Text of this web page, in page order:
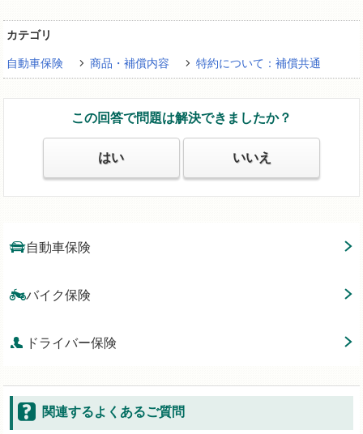
カテゴリ
自動車保険 商品・補償内容 特約について：補償共通
この回答で問題は解決できましたか？
はい いいえ
自動車保険
バイク保険
ドライバー保険
関連するよくあるご質問